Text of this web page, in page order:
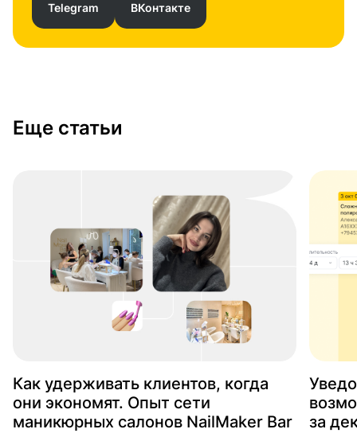
Telegram ВКонтакте
Еще статьи
Как удерживать клиентов, когда
они экономят. Опыт сети
маникюрных салонов NailMaker Bar
за